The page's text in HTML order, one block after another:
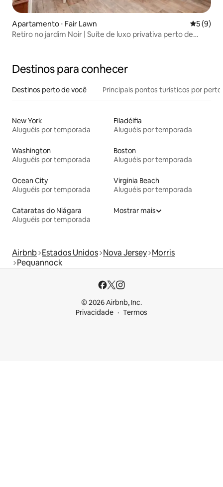
Apartamento ⋅ Fair Lawn 5 de
5 (9)
Retiro no jardim Noir | Suíte de luxo privativa perto de
Destinos para conhecer
Destinos perto de você Principais pontos turísticos por perto
New York
Aluguéis por temporada
Filadélfia
Aluguéis por temporada
Washington
Aluguéis por temporada
Boston
Aluguéis por temporada
Ocean City
Aluguéis por temporada
Virginia Beach
Aluguéis por temporada
Cataratas do Niágara
Aluguéis por temporada
Mostrar mais
Airbnb Estados Unidos Nova Jersey Morris
Pequannock
© 2026 Airbnb, Inc.
Privacidade
Termos